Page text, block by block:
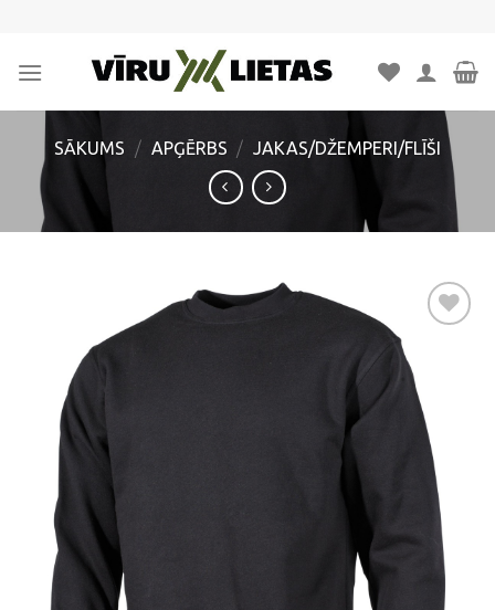
content
SĀKUMS / APĢĒRBS / JAKAS/DŽEMPERI/FLĪŠI
Pievienot
vēlmju
sarakstam